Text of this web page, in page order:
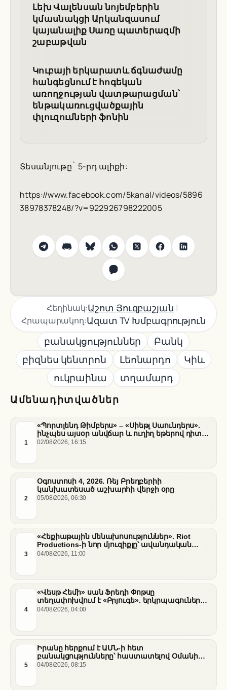
Ամենադիտվածներ
1
«Պորտլենդ Թիմբերս» – «Սիեթլ Սաունդերս».
ինչպես այսօր անվճար և ուղիղ եթերով դիտել
հանդիպումը
02/08/2026, 16:15
2
Օգոստոսի 4, 2026. Ռեյ Բրեդբերիի
կանխատեսած աշխարհի վերջի օրը
05/08/2026, 06:30
3
«Հեքիաթային մենախոսություններ». Riot
Productions-ի նոր մյուզիքլը՝ ավանդական
պատմությունների նոր վերաիմաստավորում
04/08/2026, 11:00
4
«Վեսթ Հեմի» սան Ֆրեդի Փոթսը
տեղափոխվում է «Բրյուգե». երկրպագուների
դժգոհությունը և ակումբի ռազմավարությունը
04/08/2026, 04:00
5
Իրանը հերքում է ԱՄՆ-ի հետ
բանակցությունները՝ հաստատելով Օմանի
միջնորդությամբ քննարկումները Հորմուզի
04/08/2026, 08:15
Լեխ Վալենսան նոյեմբերին
կմասնակցի Արկանզասում
կայանալիք Սառը պատերազմի
շաբաթվան
Կուբայի երկարատև ճգնաժամը
հանգեցնում է հոգեկան
առողջության վատթարացման՝
ենթակառուցվածքային
փլուզումների ֆոնին
Տեսանյութը` 5-րդ ալիքի:
https://www.facebook.com/5kanal/videos/5896
38978378248/?v=922926798222005
Հեղինակ:Աշոտ Յուզբաշյան |
Հրապարակող:Ազատ TV Խմբագրություն
բանակցություններ
Բանկ
բիզնես կենտրոն
Լեոնարդո
Կիև
ուկրաինա
տղամարդ